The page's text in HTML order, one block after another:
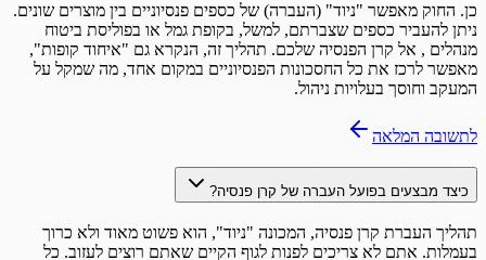
כן. החוק מאפשר "ניוד" (העברה) של כספים פנסיוניים בין מוצרים שונים.
ניתן להעביר כספים שצברתם, למשל, בקופת גמל או בפוליסת ביטוח
מנהלים , אל קרן הפנסיה שלכם. תהליך זה, הנקרא גם "איחוד קופות",
מאפשר לרכז את כל החסכונות הפנסיוניים במקום אחד, מה שמקל על
המעקב וחוסך בעלויות ניהול.
לתשובה המלאה
כיצד מבצעים בפועל העברה של קרן פנסיה?
תהליך העברת קרן פנסיה, המכונה "ניוד", הוא פשוט מאוד ולא כרוך
בעמלות. אתם לא צריכים לפנות לגוף הקיים שאתם רוצים לעזוב. כל